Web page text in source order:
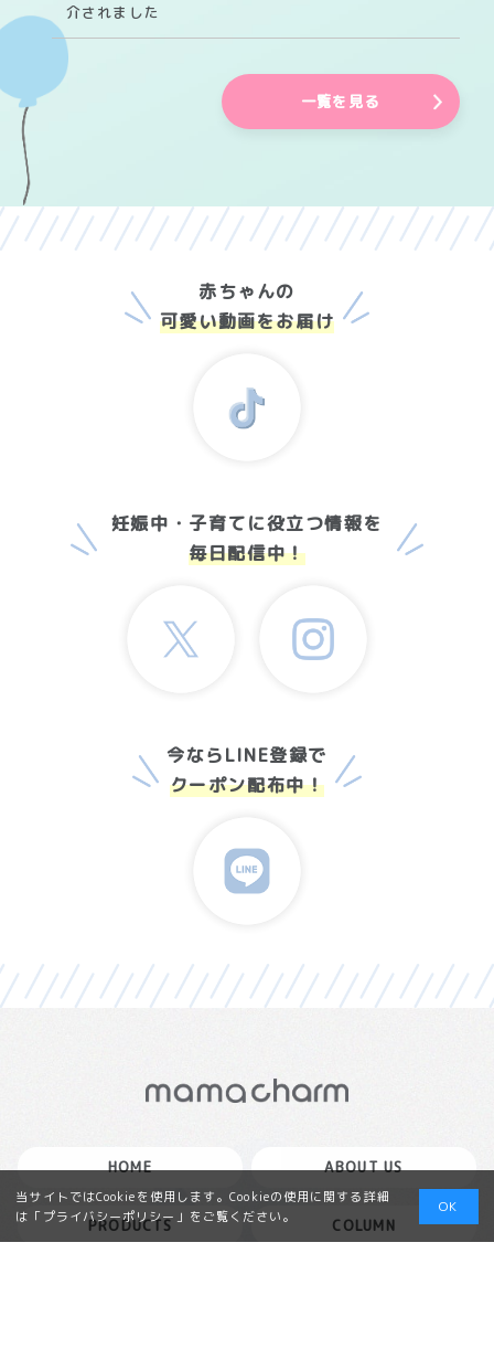
介されました
一覧を見る
赤ちゃんの
可愛い動画をお届け
妊娠中・子育てに役立つ情報を
毎日配信中！
今ならLINE登録で
クーポン配布中！
HOME ABOUT US
PRODUCTS COLUMN
当サイトではCookieを使用します。Cookieの使用に関する詳細
は「プライバシーポリシー 」をご覧ください。
OK